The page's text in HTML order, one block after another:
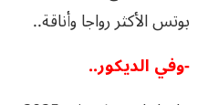
بوتس الأكثر رواجا وأناقة..
-وفي الديكور..